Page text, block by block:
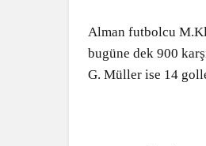
Alman futbolcu
bugüne dek 900
G. Müller ise 14